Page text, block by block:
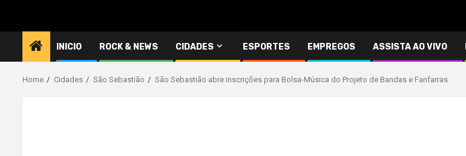
INICIO ROCK & NEWS CIDADES ESPORTES EMPREGOS ASSISTA AO VIVO
Home Cidades São Sebastião São Sebastião abre inscrições para Bolsa-Música do Projeto de Bandas e Fanfarras